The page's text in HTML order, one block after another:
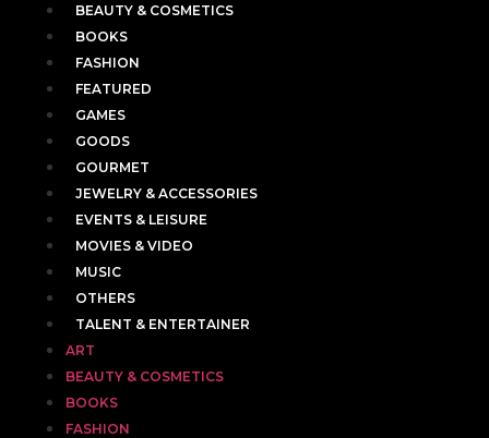
BEAUTY & COSMETICS
BOOKS
FASHION
FEATURED
GAMES
GOODS
GOURMET
JEWELRY & ACCESSORIES
EVENTS & LEISURE
MOVIES & VIDEO
MUSIC
OTHERS
TALENT & ENTERTAINER
ART
BEAUTY & COSMETICS
BOOKS
FASHION